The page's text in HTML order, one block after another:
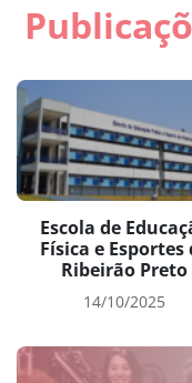
Escola de
Física e Esportes
Ribeirão Preto
14/10/2025